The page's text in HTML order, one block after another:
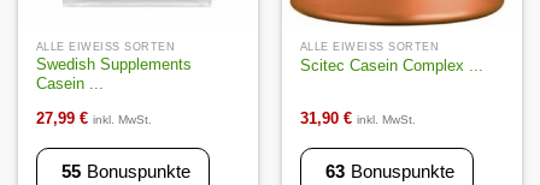
ALLE EIWEISS SORTEN
Swedish Supplements
Casein ...
27,99 € inkl. MwSt.
55 Bonuspunkte
ALLE EIWEISS SORTEN
Scitec Casein Complex ...
31,90 € inkl. MwSt.
63 Bonuspunkte